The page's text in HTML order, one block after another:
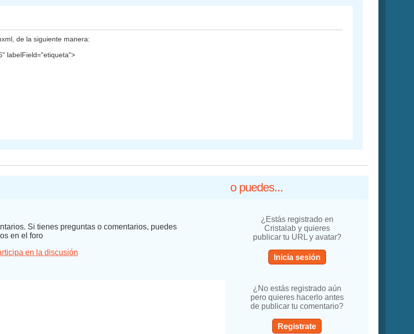
de la siguiente manera:
labelField="etiqueta">
Si tienes preguntas o comentarios, puedes
en el foro
en la discusión
o puedes...
¿Estás registrado en
Cristalab y quieres
publicar tu URL y avatar?
Inicia sesión
¿No estás registrado aún
pero quieres hacerlo antes
de publicar tu comentario?
Registrate